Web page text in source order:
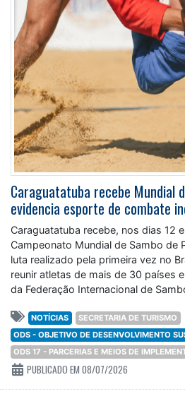
Caraguatatuba recebe Mundial
evidencia esporte de combate
Caraguatatuba recebe, nos dias 12
Campeonato Mundial de Sambo de
luta realizado pela primeira vez no
reunir atletas de mais de 30 países
da Federação Internacional de
NOTÍCIAS
SECRETARIA DE TURISMO
ODS - OBJETIVO DE DESENVOLVIMENTO
ODS 17 - PARCERIAS E MEIOS DE
PUBLICADO EM 08/07/2026